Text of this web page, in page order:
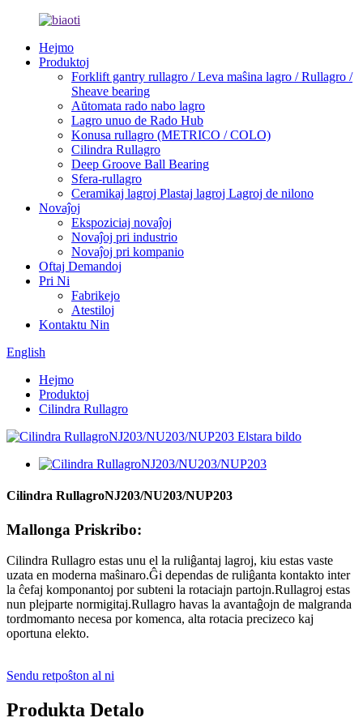
Hejmo
Produktoj
Forklift gantry rullagro / Leva maŝina lagro / Rullagro /
Sheave bearing
Aŭtomata rado nabo lagro
Lagro unuo de Rado Hub
Konusa rullagro (METRICO / COLO)
Cilindra Rullagro
Deep Groove Ball Bearing
Sfera-rullagro
Ceramikaj lagroj Plastaj lagroj Lagroj de nilono
Novaĵoj
Ekspoziciaj novaĵoj
Novaĵoj pri industrio
Novaĵoj pri kompanio
Oftaj Demandoj
Pri Ni
Fabrikejo
Atestiloj
Kontaktu Nin
English
Hejmo
Produktoj
Cilindra Rullagro
Cilindra RullagroNJ203/NU203/NUP203
Mallonga Priskribo:
Cilindra Rullagro estas unu el la ruliĝantaj lagroj, kiu estas vaste
uzata en moderna maŝinaro.Ĝi dependas de ruliĝanta kontakto inter
la ĉefaj komponantoj por subteni la rotaciajn partojn.Rullagroj estas
nun plejparte normigitaj.Rullagro havas la avantaĝojn de malgranda
tordmomanto necesa por komenca, alta rotacia precizeco kaj
oportuna elekto.
Sendu retpoŝton al ni
Produkta Detalo